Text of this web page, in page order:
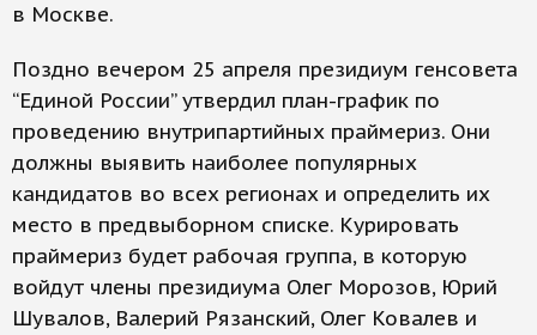
в Москве.
Поздно вечером 25 апреля президиум генсовета
“Единой России” утвердил план-график по
проведению внутрипартийных праймериз. Они
должны выявить наиболее популярных
кандидатов во всех регионах и определить их
место в предвыборном списке. Курировать
праймериз будет рабочая группа, в которую
войдут члены президиума Олег Морозов, Юрий
Шувалов, Валерий Рязанский, Олег Ковалев и